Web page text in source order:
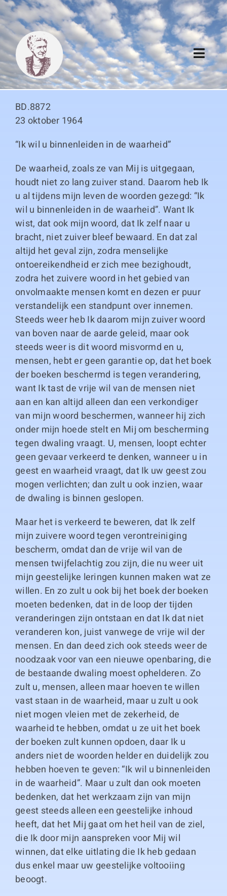
Skip
to
content
Algemeen
Thema boeken
Duitse boeken
Links
BD.8872
23 oktober 1964
“Ik wil u binnenleiden in de waarheid”
De waarheid, zoals ze van Mij is uitgegaan,
houdt niet zo lang zuiver stand. Daarom heb Ik
u al tijdens mijn leven de woorden gezegd: “Ik
wil u binnenleiden in de waarheid”. Want Ik
wist, dat ook mijn woord, dat Ik zelf naar u
bracht, niet zuiver bleef bewaard. En dat zal
altijd het geval zijn, zodra menselijke
ontoereikendheid er zich mee bezighoudt,
zodra het zuivere woord in het gebied van
onvolmaakte mensen komt en dezen er puur
verstandelijk een standpunt over innemen.
Steeds weer heb Ik daarom mijn zuiver woord
van boven naar de aarde geleid, maar ook
steeds weer is dit woord misvormd en u,
mensen, hebt er geen garantie op, dat het boek
der boeken beschermd is tegen verandering,
want Ik tast de vrije wil van de mensen niet
aan en kan altijd alleen dan een verkondiger
van mijn woord beschermen, wanneer hij zich
onder mijn hoede stelt en Mij om bescherming
tegen dwaling vraagt. U, mensen, loopt echter
geen gevaar verkeerd te denken, wanneer u in
geest en waarheid vraagt, dat Ik uw geest zou
mogen verlichten; dan zult u ook inzien, waar
de dwaling is binnen geslopen.
Maar het is verkeerd te beweren, dat Ik zelf
mijn zuivere woord tegen verontreiniging
bescherm, omdat dan de vrije wil van de
mensen twijfelachtig zou zijn, die nu weer uit
mijn geestelijke leringen kunnen maken wat ze
willen. En zo zult u ook bij het boek der boeken
moeten bedenken, dat in de loop der tijden
veranderingen zijn ontstaan en dat Ik dat niet
veranderen kon, juist vanwege de vrije wil der
mensen. En dan deed zich ook steeds weer de
noodzaak voor van een nieuwe openbaring, die
de bestaande dwaling moest ophelderen. Zo
zult u, mensen, alleen maar hoeven te willen
vast staan in de waarheid, maar u zult u ook
niet mogen vleien met de zekerheid, de
waarheid te hebben, omdat u ze uit het boek
der boeken zult kunnen opdoen, daar Ik u
anders niet de woorden helder en duidelijk zou
hebben hoeven te geven: “Ik wil u binnenleiden
in de waarheid”. Maar u zult dan ook moeten
bedenken, dat het werkzaam zijn van mijn
geest steeds alleen een geestelijke inhoud
heeft, dat het Mij gaat om het heil van de ziel,
die Ik door mijn aanspreken voor Mij wil
winnen, dat elke uitlating die Ik heb gedaan
dus enkel maar uw geestelijke voltooiing
beoogt.